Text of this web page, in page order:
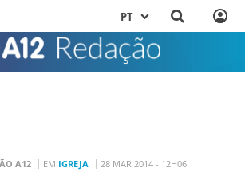
PT
A12 EM IGREJA 28 MAR 2014 - 12H06